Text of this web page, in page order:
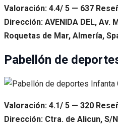
Valoración: 4.4/ 5 — 637
Dirección: AVENIDA DEL, Av.
Roquetas de Mar, Almería,
Pabellón de
Valoración: 4.1/ 5 — 320
Dirección: Ctra. de Alicun, S/